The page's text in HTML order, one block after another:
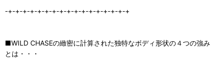
-+-+-+-+-+-+-+-+-+-+-+-+-+-+-+-+-+
■WILD CHASEの緻密に計算された独特なボディ形状の４つの強み
とは・・・